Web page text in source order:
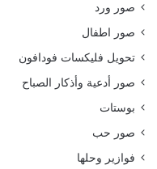
صور ورد
صور اطفال
تحويل فليكسات فودافون
صور أدعية وأذكار الصباح
بوستات
صور حب
فوازير وحلها